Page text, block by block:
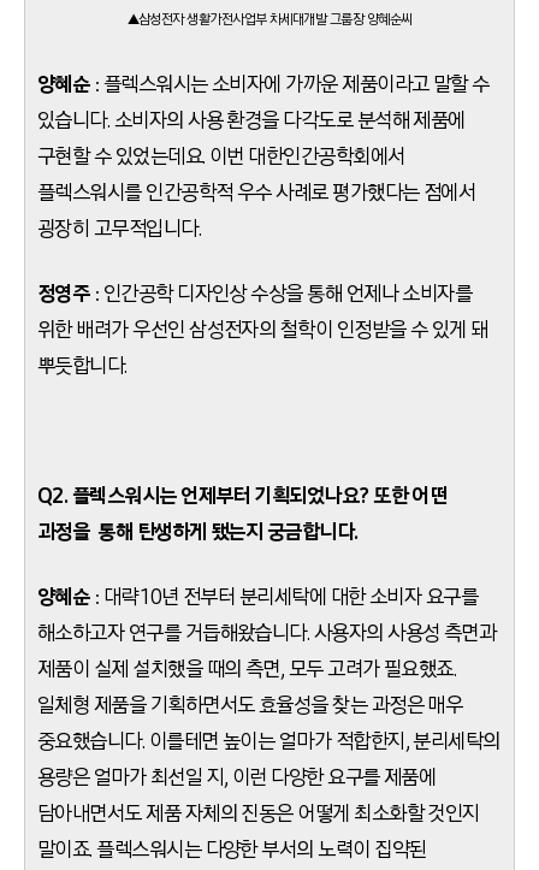
▲삼성전자 생활가전사업부 차세대개발 그룹장 양혜순씨
양혜순: 플렉스워시는 소비자에 가까운 제품이라고 말할 수
있습니다. 소비자의 사용 환경을 다각도로 분석해 제품에
구현할 수 있었는데요. 이번 대한인간공학회에서
플렉스워시를 인간공학적 우수 사례로 평가했다는 점에서
굉장히 고무적입니다.
정영주: 인간공학 디자인상 수상을 통해 언제나 소비자를
위한 배려가 우선인 삼성전자의 철학이 인정받을 수 있게 돼
뿌듯합니다.
Q2. 플렉스워시는 언제부터 기획되었나요? 또한 어떤
과정을 통해 탄생하게 됐는지 궁금합니다.
양혜순: 대략 10년 전부터 분리세탁에 대한 소비자 요구를
해소하고자 연구를 거듭해왔습니다. 사용자의 사용성 측면과
제품이 실제 설치했을 때의 측면, 모두 고려가 필요했죠.
일체형 제품을 기획하면서도 효율성을 찾는 과정은 매우
중요했습니다. 이를테면 높이는 얼마가 적합한지, 분리세탁의
용량은 얼마가 최선일 지, 이런 다양한 요구를 제품에
담아내면서도 제품 자체의 진동은 어떻게 최소화할 것인지
말이죠. 플렉스워시는 다양한 부서의 노력이 집약된